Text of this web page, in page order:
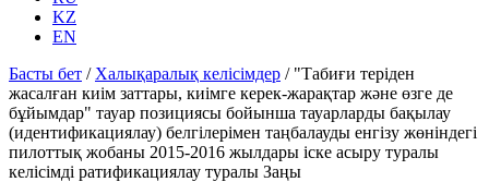
KZ
EN
Басты бет / Халықаралық келісімдер / "Табиғи теріден
жасалған киім заттары, киімге керек-жарақтар және өзге де
бұйымдар" тауар позициясы бойынша тауарларды бақылау
(идентификациялау) белгілерімен таңбалауды енгізу жөніндегі
пилоттық жобаны 2015-2016 жылдары іске асыру туралы
келісімді ратификациялау туралы Заңы